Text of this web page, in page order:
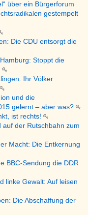
über ein Bürgerforum
gestempelt
Die CDU entsorgt die
Stoppt die
Ihr Völker
und die
gelernt – aber was?
ist rechts!
auf der Rutschbahn zum
Macht: Die Entkernung
BBC-Sendung die DDR
linke Gewalt: Auf leisen
Die Abschaffung der